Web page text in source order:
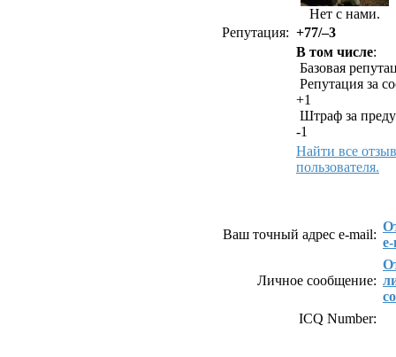
Нет с нами.
Репутация: +77/–3
В том числе:
Базовая
Репутация за
+1
Штраф за
-1
Найти все
пользователя.
Ваш точный адрес e-mail:
Личное сообщение:
ICQ Number: